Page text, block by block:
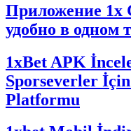
Приложение 1x
удобно в одном
1xBet APK
Sporseverler
Platformu